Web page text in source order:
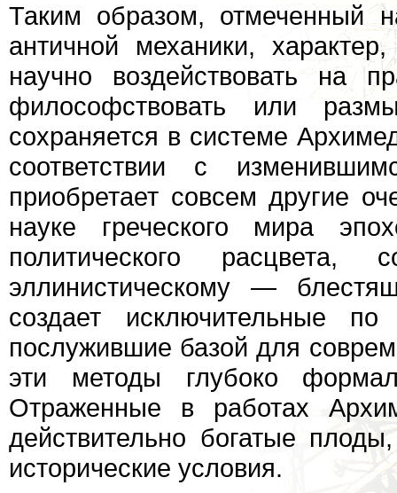
Таким образом, отмеченный
античной механики,
научно воздействовать на
философствовать или
сохраняется в системе
соответствии с
приобретает совсем другие
науке греческого мира
политического
эллинистическому —
создает исключительные
послужившие базой для
эти методы глубоко
Отраженные в работах
действительно богатые
исторические условия.